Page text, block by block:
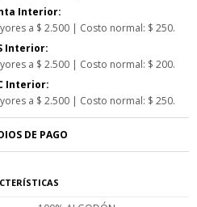
Interior:
a $ 2.500 | Costo normal: $ 250.
Interior:
a $ 2.500 | Costo normal: $ 200.
Interior:
a $ 2.500 | Costo normal: $ 250.
DE PAGO